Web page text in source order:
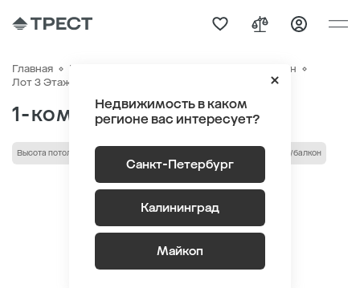
Недвижимость в каком
регионе вас интересует?
Санкт-Петербург
Калининград
Майкоп
Главная Квартиры
Генплан
Лот 3 Этаж 7
1-комнатная 40.07 м2
Высота потолка 2.75 м лоджия/балкон